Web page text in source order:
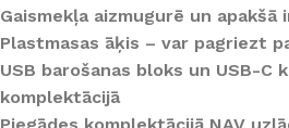
Gaismekļa aizmugurē un apakšā
Plastmasas āķis – var pagriezt
USB barošanas bloks un USB-C
komplektācijā
Piegādes komplektācijā NAV